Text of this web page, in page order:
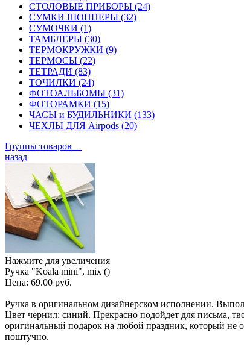
СТОЛОВЫЕ ПРИБОРЫ (24)
СУМКИ ШОППЕРЫ (32)
СУМОЧКИ (1)
ТАМБЛЕРЫ (30)
ТЕРМОКРУЖКИ (9)
ТЕРМОСЫ (22)
ТЕТРАДИ (83)
ТОЧИЛКИ (24)
ФОТОАЛЬБОМЫ (31)
ФОТОРАМКИ (15)
ЧАСЫ и БУДИЛЬНИКИ (133)
ЧЕХЛЫ ДЛЯ Airpods (20)
Группы товаров
назад
Нажмите для увеличения
Ручка "Koala mini", mix ()
Цена: 69.00 руб.
Ручка в оригинальном дизайнерском исполнении.
Цвет чернил: синий. Прекрасно подойдет для письма,
оригинальный подарок на любой праздник, который не
поштучно.